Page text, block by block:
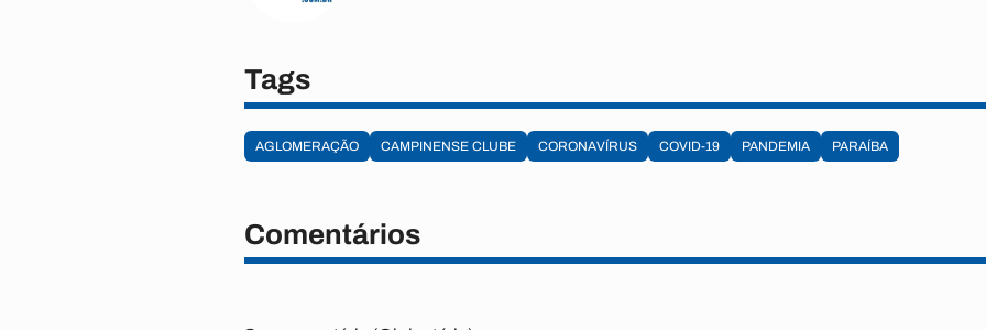
Tags
AGLOMERAÇÃO CAMPINENSE CLUBE CORONAVÍRUS COVID-19 PANDEMIA PARAÍBA
Comentários